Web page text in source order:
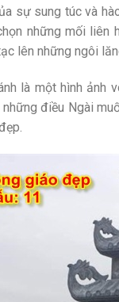
sự sung túc và
những mối liên
lên những ngôi
là một hình ảnh
điều Ngài